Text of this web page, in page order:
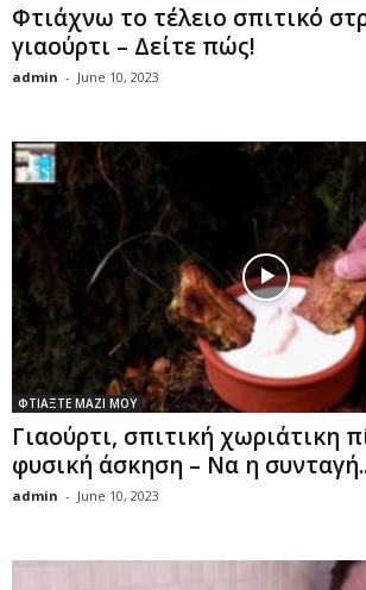
Φτιάχνω το τέλειο σπιτικό
γιαούρτι – Δείτε πώς!
admin - June 10, 2023
ΦΤΙΑΞΤΕ ΜΑΖΙ ΜΟΥ
Γιαούρτι, σπιτική χωριάτικη
φυσική άσκηση – Να η
admin - June 10, 2023